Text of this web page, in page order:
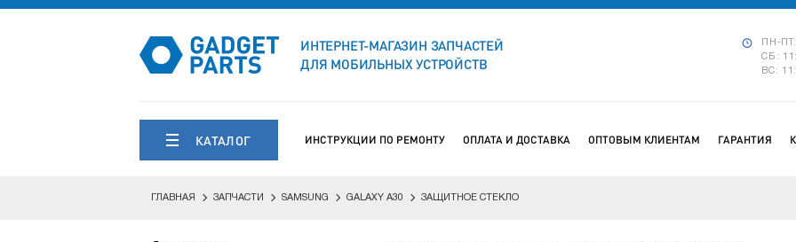
ИНТЕРНЕТ-МАГАЗИН ЗАПЧАСТЕЙ
ДЛЯ МОБИЛЬНЫХ УСТРОЙСТВ
ПН-
СБ:
ВС:
КАТАЛОГ ИНСТРУКЦИИ ПО РЕМОНТУ ОПЛАТА И ДОСТАВКА ОПТОВЫМ КЛИЕНТАМ ГАРАНТИЯ
ГЛАВНАЯ ЗАПЧАСТИ SAMSUNG GALAXY A30 ЗАЩИТНОЕ СТЕКЛО